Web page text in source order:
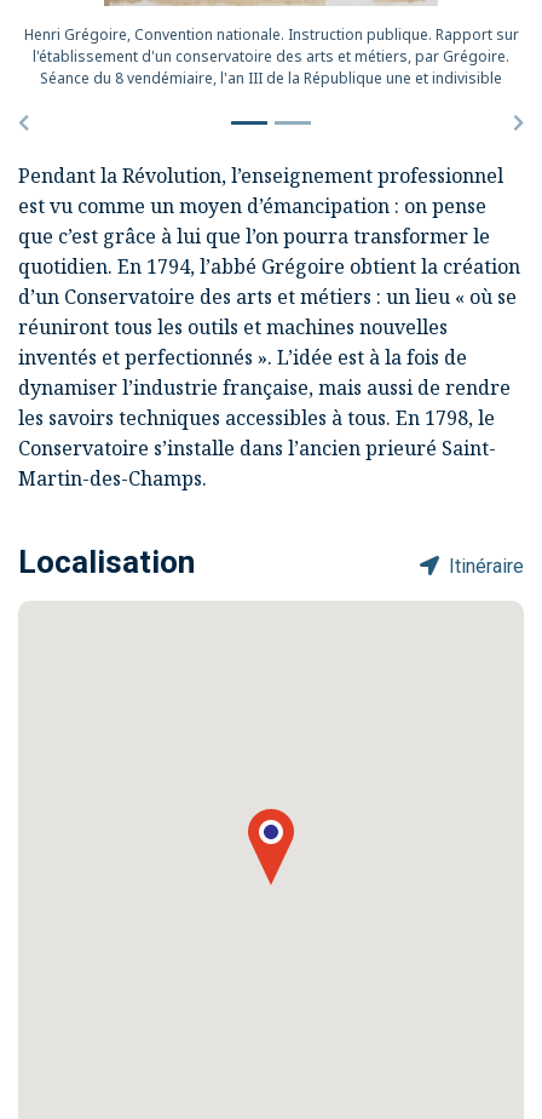
Instruction publique. Rapport sur
des arts et métiers, par Grégoire.
III de la République une et indivisible
Précédent
Pendant la Révolution, l’enseignement professionnel
est vu comme un moyen d’émancipation : on pense
que c’est grâce à lui que l’on pourra transformer le
quotidien. En 1794, l’abbé Grégoire obtient la création
d’un Conservatoire des arts et métiers : un lieu « où se
réuniront tous les outils et machines nouvelles
inventés et perfectionnés ». L’idée est à la fois de
dynamiser l’industrie française, mais aussi de rendre
les savoirs techniques accessibles à tous. En 1798, le
Conservatoire s’installe dans l’ancienprieuré Saint-
Martin-des-Champs.
Localisation Itinéraire